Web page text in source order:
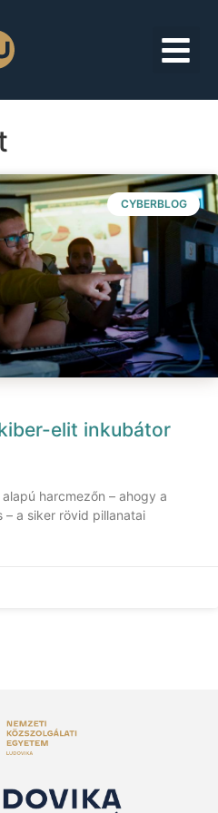
CYBERBLOG
elit inkubátor
harcmezőn – ahogy a
– a siker rövid pillanatai